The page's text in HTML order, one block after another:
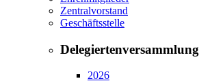
Zentralvorstand
Geschäftsstelle
Delegiertenversammlung
2026